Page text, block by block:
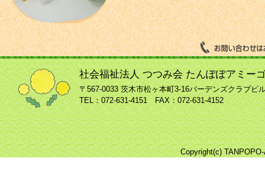
社会福祉法人 つつみ会 たんぽぽアミー
〒567-0033 茨木市松ヶ本町3-16バーデンズクラブビ
TEL：072-631-4151 FAX：072-631-4152
Copyright(c)